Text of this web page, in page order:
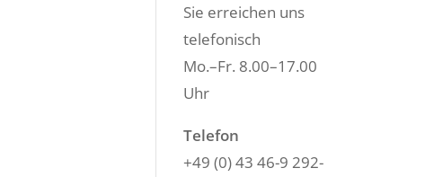
Sie erreichen uns
telefonisch
Mo.–Fr. 8.00–17.00
Uhr
Telefon
+49 (0) 43 46-9 292-